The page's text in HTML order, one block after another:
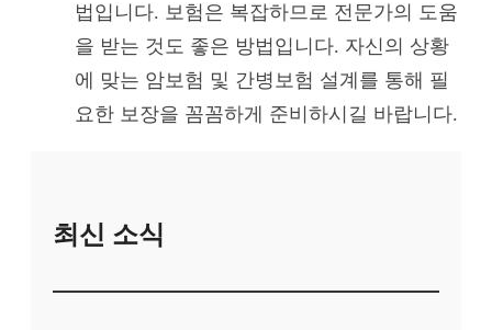
법입니다. 보험은 복잡하므로 전문가의 도움
을 받는 것도 좋은 방법입니다. 자신의 상황
에 맞는 암보험 및 간병보험 설계를 통해 필
요한 보장을 꼼꼼하게 준비하시길 바랍니다.
최신 소식